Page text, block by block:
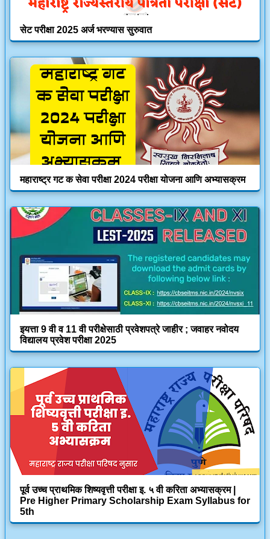
सेट परीक्षा 2025 अर्ज भरण्यास सुरुवात
महाराष्ट्र गट क सेवा परीक्षा 2024 परीक्षा योजना आणि अभ्यासक्रम
इयत्ता 9 वी व 11 वी परीक्षेसाठी प्रवेशपत्रे जाहीर ; जवाहर नवोदय
विद्यालय प्रवेश परीक्षा 2025
पूर्व उच्च प्राथमिक शिष्यवृत्ती परीक्षा इ. ५ वी करिता अभ्यासक्रम |
Pre Higher Primary Scholarship Exam Syllabus for
5th